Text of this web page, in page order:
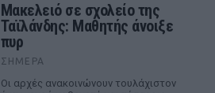
Μακελειό σε σχολείο της
Ταϊλάνδης: Μαθητής άνοιξε
πυρ
ΣΉΜΕΡΑ
Οι αρχές ανακοινώνουν τουλάχιστον